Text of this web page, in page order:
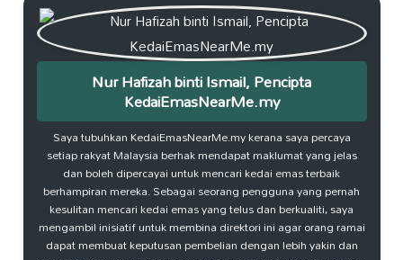
Nur Hafizah binti Ismail, Pencipta
KedaiEmasNearMe.my
Saya tubuhkan KedaiEmasNearMe.my kerana saya percaya
setiap rakyat Malaysia berhak mendapat maklumat yang jelas
dan boleh dipercayai untuk mencari kedai emas terbaik
berhampiran mereka. Sebagai seorang pengguna yang pernah
kesulitan mencari kedai emas yang telus dan berkualiti, saya
mengambil inisiatif untuk membina direktori ini agar orang ramai
dapat membuat keputusan pembelian dengan lebih yakin dan